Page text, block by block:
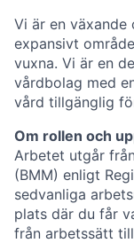
Vi är en
expansivt
vuxna. Vi är en
vårdbolag med
vård tillgänglig
Om rollen och
Arbetet utgår
(BMM) enligt
sedvanliga
plats där du får
från arbetssätt